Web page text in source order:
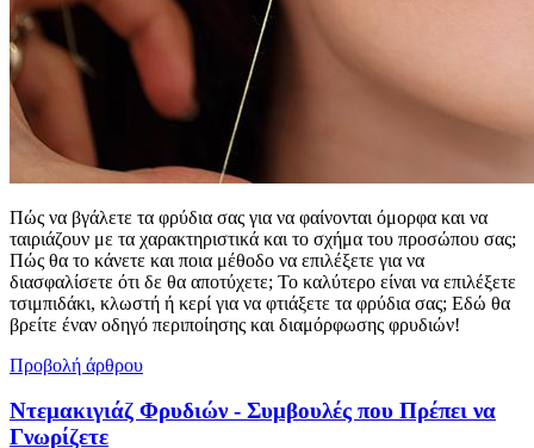
Πώς να βγάλετε τα φρύδια σας για να φαίνονται όμορφα και να
ταιριάζουν με τα χαρακτηριστικά και το σχήμα του προσώπου σας;
Πώς θα το κάνετε και ποια μέθοδο να επιλέξετε για να
διασφαλίσετε ότι δε θα αποτύχετε; Το καλύτερο είναι να επιλέξετε
τσιμπιδάκι, κλωστή ή κερί για να φτιάξετε τα φρύδια σας; Εδώ θα
βρείτε έναν οδηγό περιποίησης και διαμόρφωσης φρυδιών!
Προβολή άρθρου
Ντεμακιγιάζ Φρυδιών - Συμβουλές που Πρέπει να
Γνωρίζετε